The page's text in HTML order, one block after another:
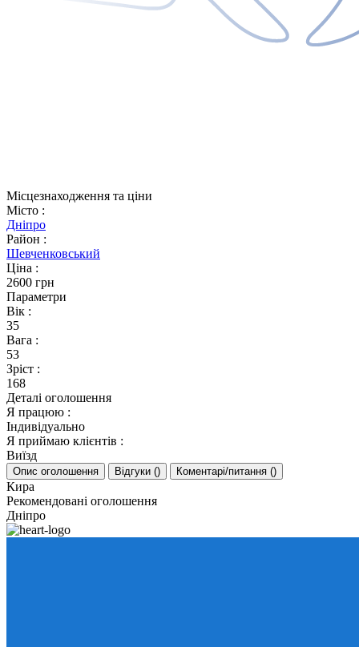
Місцезнаходження та ціни
Місто :
Дніпро
Район :
Шевченковський
Ціна :
2600 грн
Параметри
Вік :
35
Вага :
53
Зріст :
168
Деталі оголошення
Я працюю :
Індивідуально
Я приймаю клієнтів :
Виїзд
Опис оголошення Відгуки () Коментарі/питання ()
Кира
Рекомендовані оголошення
Дніпро